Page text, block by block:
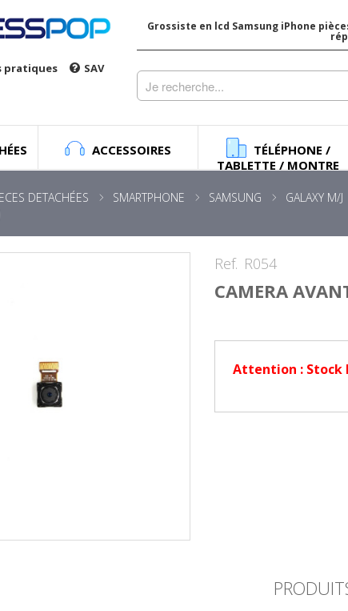
pratiques SAV
Grossiste en lcd Samsung iPhone
ACCESSOIRES
TÉLÉPHONE /
TABLETTE / MONTRE
DETACHÉES SMARTPHONE SAMSUNG GALAXY M/J
Ref. R054
CAMERA
Attention : Stock